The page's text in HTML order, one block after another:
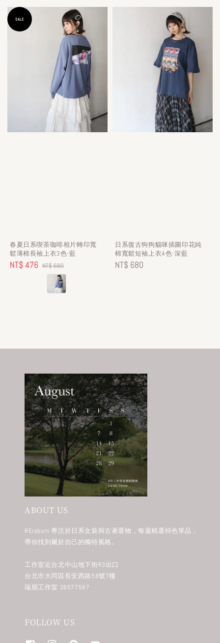
SALE
春夏日系喫茶咖啡相片轉印寬
鬆薄棉長袖上衣3色-藍
Sale
NT$ 476 Regular
price
NT$ 680
日系復古狗狗貓咪插圖印花純
棉寬鬆短袖上衣4色-深藍
Regular
NT$ 680
ABOUT US
REreburn 專注於日系女裝與古著選物，每週精選特色單品，
帶你找到屬於自己的獨特風格。
工作室近台北中山地下街R3出口
台北市大同區長安西路58號7樓
瑞朋工作室 38577587
FOLLOW US